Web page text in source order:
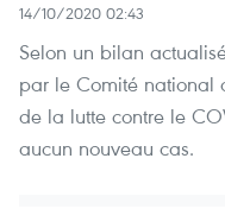
14/10/2020 02:43
Selon un bilan
par le Comité national
de la lutte contre le
aucun nouveau cas.